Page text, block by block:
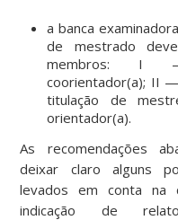
a banca
de mestrado
membros: I
coorientador(a); II
titulação de
orientador(a).
As recomendações
deixar claro alguns
levados em conta na
indicação de